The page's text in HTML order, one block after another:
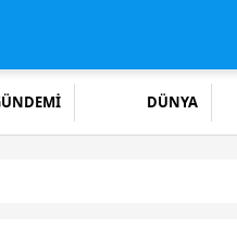
DÜNYA